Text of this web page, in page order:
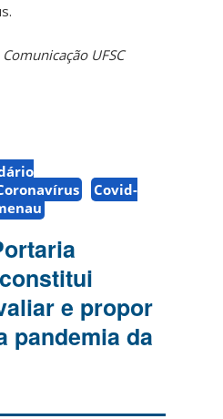
UFSC
Covid-
e propor
pandemia da